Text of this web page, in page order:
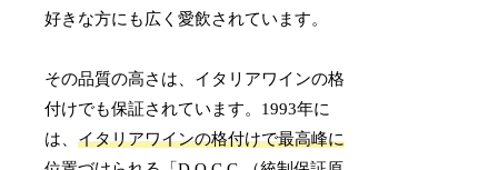
好きな方にも広く愛飲されています。
その品質の高さは、イタリアワインの格
付けでも保証されています。1993年に
は、イタリアワインの格付けで最高峰に